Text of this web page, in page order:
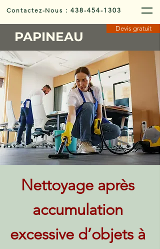
Contactez-Nous :438-454-1303
PAPINEAU
Devis gratuit
Nettoyage après
accumulation
excessive d’objets à